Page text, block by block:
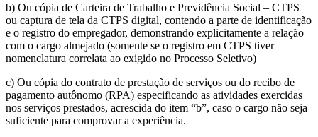
b) Ou cópia de Carteira de Trabalho e Previdência Social – CTPS
ou captura de tela da CTPS digital, contendo a parte de identificação
e o registro do empregador, demonstrando explicitamente a relação
com o cargo almejado (somente se o registro em CTPS tiver
nomenclatura correlata ao exigido no Processo Seletivo)
c) Ou cópia do contrato de prestação de serviços ou do recibo de
pagamento autônomo (RPA) especificando as atividades exercidas
nos serviços prestados, acrescida do item “b”, caso o cargo não seja
suficiente para comprovar a experiência.